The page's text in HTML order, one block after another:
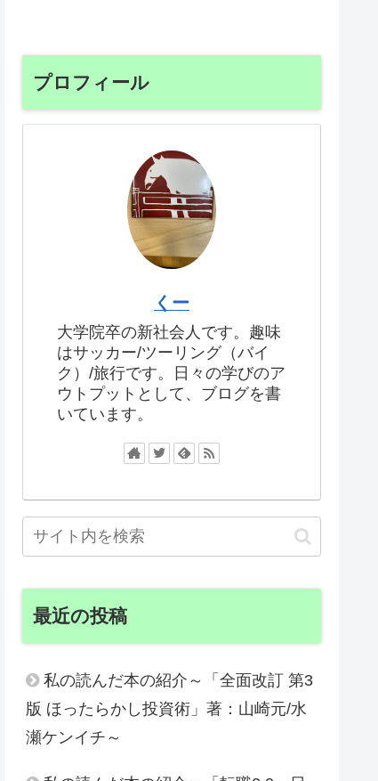
プロフィール
くー
大学院卒の新社会人です。趣味
はサッカー/ツーリング（バイ
ク）/旅行です。日々の学びのア
ウトプットとして、ブログを書
いています。
最近の投稿
私の読んだ本の紹介～「全面改訂 第3
版 ほったらかし投資術」著：山崎元/水
瀬ケンイチ～